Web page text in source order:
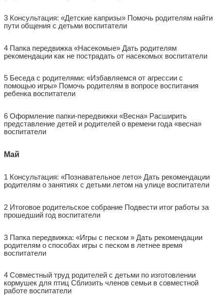
3 Консультация: «Детские капризы» Помочь родителям найти
пути общения с детьми воспитатели
4 Папка передвижка «Насекомые» Дать родителям
рекомендации как не пострадать от насекомых воспитатели
5 Беседа с родителями: «Избавляемся от агрессии с
помощью игры» Помочь родителям в вопросе воспитания
ребенка воспитатели
6 Оформление папки-передвижки «Весна» Расширить
представление детей и родителей о времени года «весна»
воспитатели
Май
1 Консультация: «Познавательное лето» Дать рекомендации
родителям о занятиях с детьми летом на улице воспитатели
2 Итоговое родительское собрание Подвести итог работы за
прошедший год воспитатели
3 Папка передвижка: «Игры с песком » Дать рекомендации
родителям о способах игры с песком в летнее время
воспитатели
4 Совместный труд родителей с детьми по изготовлении
кормушек для птиц Сблизить членов семьи в совместной
работе воспитатели